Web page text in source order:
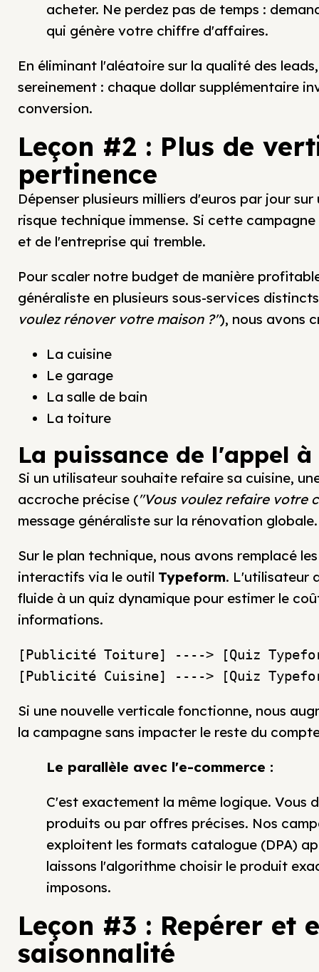
acheter. Ne perdez pas de temps :
qui génère votre chiffre d'affaires.
En éliminant l'aléatoire sur la qualité des
sereinement : chaque dollar supplémentaire
conversion.
Leçon #2 : Plus de
pertinence
Dépenser plusieurs milliers d'euros par jour
risque technique immense. Si cette
et de l'entreprise qui tremble.
Pour scaler notre budget de manière
généraliste en plusieurs sous-services
voulez rénover votre maison ?"), nous avons
La cuisine
Le garage
La salle de bain
La toiture
La puissance de l'appel
Si un utilisateur souhaite refaire sa cuisine,
accroche précise ("Vous voulez refaire votre
message généraliste sur la rénovation globale.
Sur le plan technique, nous avons remplacé
interactifs via le outil Typeform. L'utilisateur
fluide à un quiz dynamique pour estimer le
informations.
[Publicité Toiture] ----> [Quiz
Si une nouvelle verticale fonctionne, nous
la campagne sans impacter le reste du
Le parallèle avec l'e-commerce :
C'est exactement la même logique. Vous
produits ou par offres précises. Nos
exploitent les formats catalogue (DPA)
laissons l'algorithme choisir le produit
imposons.
Leçon #3 : Repérer et
saisonnalité